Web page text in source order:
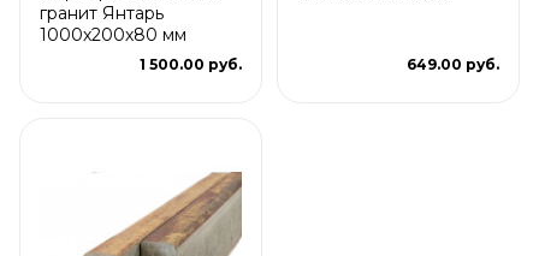
гранит Янтарь
1000х200х80 мм
1 500.00 руб. 649.00 руб.